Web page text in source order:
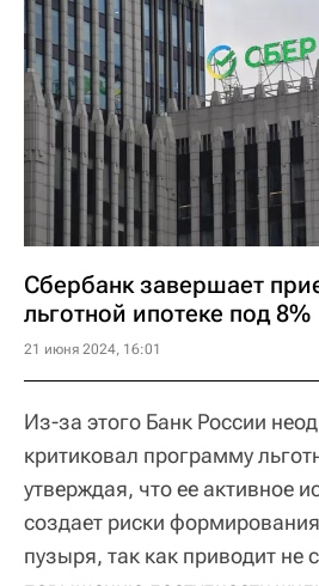
Сбербанк завершает
льготной ипотеке под 8%
21 июня 2024, 16:01
Из-за этого Банк России
критиковал программу
утверждая, что ее активное
создает риски
пузыря, так как приводит не